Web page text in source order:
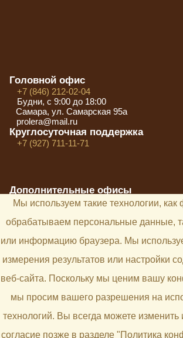
Все права защищены © 2026
Вопросы и ответы
Головной офис
+7 (846) 212-02-04
Будни, с 9:00 до 18:00
Самара, ул. Самарская 95а
prolera@mail.ru
Круглосуточная поддержка
+7 (927) 711-11-71
Дополнительные офисы
Самара, ул. Степана Разина, д.94
+7 (846) 212-02-04
Тольятти, ул. Юбилейная, д.40, офис 2013
Кинель-Черкассы (Самарская область),
+7 (846) 212-02-04
Мы используем такие технологии,
обрабатываем персональные данные,
или информацию браузера. Мы
измерения результатов или настройки
веб-сайта. Поскольку мы ценим вашу
мы просим вашего разрешения на
технологий. Вы всегда можете изменить
согласие позже в разделе "Политика